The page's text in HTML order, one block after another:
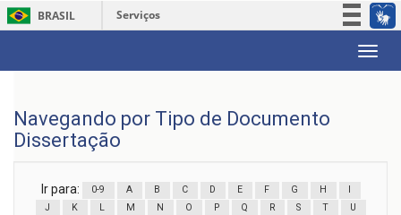
BRASIL
Serviços
Acesso à informação
Canais
Navegando por Tipo de Documento
Dissertação
Ir para: 0-9 A B C D E F G H
J
K L M N O P Q R S T
U